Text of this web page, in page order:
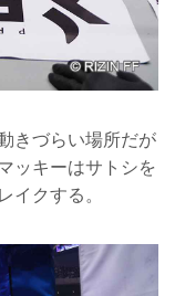
きづらい場所だが
ッキーはサトシを
イクする。